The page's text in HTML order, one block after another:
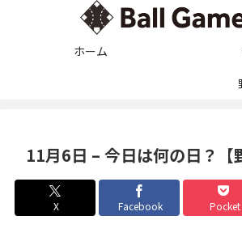
ホーム
11月6日 – 今日は何の日？【
X Facebook Pocket